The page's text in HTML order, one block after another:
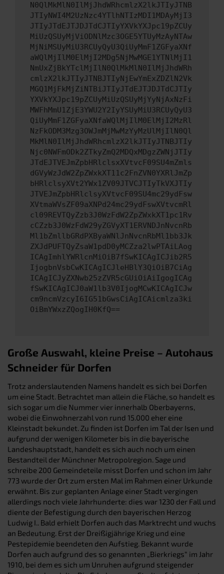
N0QlMkMlN0IlMjJhdWRhcmlzX2lkJTIyJTNB
JTIyNWI4M2UzNzc4YTlhNTIzMDI1MDAyMjI3
JTIyJTdEJTJDJTdCJTIyYXVkYXJpc19pZCUy
MiUzQSUyMjViODNlMzc3OGE5YTUyMzAyNTAw
MjNiMSUyMiU3RCUyQyU3QiUyMmF1ZGFyaXNf
aWQlMjIlM0ElMjI2MDg5NjMwMGE1YTNlMjI1
NmUxZjBkYTclMjIlN0QlMkMlN0IlMjJhdWRh
cmlzX2lkJTIyJTNBJTIyNjEwYmExZDZlN2Vk
MGQ1MjFkMjZiNTBiJTIyJTdEJTJDJTdCJTIy
YXVkYXJpc19pZCUyMiUzQSUyMjYyNjAxNzFi
MWFhMmU1ZjE3YWU2Y2IyYSUyMiU3RCUyQyU3
QiUyMmF1ZGFyaXNfaWQlMjIlM0ElMjI2MzRl
NzFkODM3Mzg3OWJmMjMwMzYyMzUlMjIlN0Ql
MkMlN0IlMjJhdWRhcmlzX2lkJTIyJTNBJTIy
Njc0NWFmODk2ZTkyZmQ2MDQxMDgzZWNjJTIy
JTdEJTVEJmZpbHRlclsxXVtvcF09SU4mZmls
dGVyWzJdW2ZpZWxkXT11c2FnZVN0YXRlJmZp
bHRlclsyXVt2YWx1ZV09JTVCJTIyTkVXJTIy
JTVEJmZpbHRlclsyXVtvcF09SU4mc29ydFsw
XVtmaWVsZF09aXNPd24mc29ydFswXVtvcmRl
cl09REVTQyZzb3J0WzFdW2ZpZWxkXT1pc1Rv
cCZzb3J0WzFdW29yZGVyXT1ERVNDJnNvcnRb
Ml1bZmllbGRdPXByaWNlJnNvcnRbMl1bb3Jk
ZXJdPUFTQyZsaW1pdD0yMCZza2lwPTAiLAog
ICAgImhlYWRlcnMiOiB7fSwKICAgICJib2R5
IjogbnVsbCwKICAgICJleHBlY3QiOiB7CiAg
ICAgICJyZXNwb25zZVR5cGUiOiAiIgogICAg
fSwKICAgICJ0aW1lb3V0IjogMCwKICAgICJw
cm9ncmVzcyI6IG51bGwsCiAgICAicmlza3ki
OiBmYWxzZQogIH0KfQ==
Große Auswahl, kleine Preise – Autohaus
Schneider für Dorfen
Trotz anderslautenden Namens handelt es sich bei Dorfen
um eine Stadt. Betrachtet man allein die Fläche, so handelt es
sich sogar um die Nummer vier innerhalb Oberbayerns,
wobei die Einwohnerzahl von rund 15.000 eher eine
Kleinstadt bekundet. Zu finden ist Dorfen im Tal der Isen und
aufgrund der wenigen Kilometer bis in die bayerische
Landeshauptstadt, handelt es sich auch noch um einen
Bestandteil der Münchner Metropolregion. Sage und
schreibe 200 Gemeindeteile misst Dorfen und schon im Jahr
773 wurde der Ort zum ersten Mal im Rahmen einer Urkunde
erwähnt. Bis zur geplanten Anlage einer Stadt vergingen
allerdings noch viele Jahrhunderte: dies war 1230 der Fall und
diente der Befestigung durch den bayerischen Herzog
Ludwig I.. Bald erhielt Dorfen auch das Marktrecht und wuchs
an Bedeutung. Erst der Dreißigjährige Krieg und eine
Pestepidemie beendeten den Aufstieg. Bekannt wurde
Dorfen auch aufgrund des so genannten „Bierkriegs“ im Jahr
1910, bei dem es sich um Unruhen aufgrund steigender